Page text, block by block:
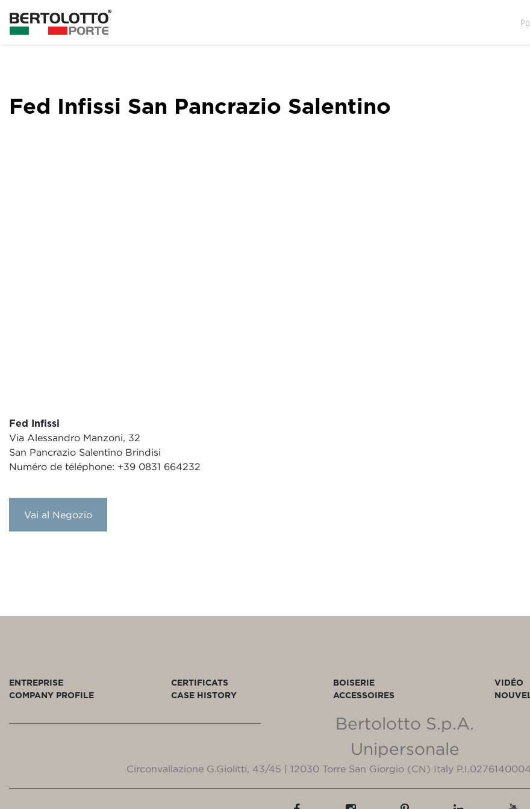
Fed Infissi San Pancrazio Salentino
Fed Infissi
Via Alessandro Manzoni, 32
San Pancrazio Salentino Brindisi
Numéro de téléphone: +39 0831 664232
Vai al Negozio
ENTREPRISE
COMPANY PROFILE
CERTIFICATS
CASE HISTORY
BOISERIE
ACCESSOIRES
VIDÉO
Bertolotto S.p.A.
Unipersonale
Circonvallazione G.Giolitti, 43/45 | 12030 Torre San Giorgio (CN) Italy